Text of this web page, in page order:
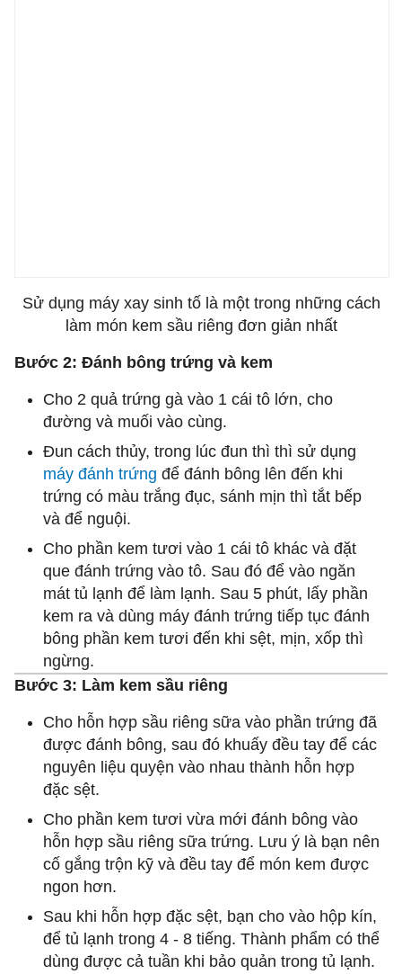
Sử dụng máy xay sinh tố là một trong những cách
làm món kem sầu riêng đơn giản nhất
Bước 2: Đánh bông trứng và kem
Cho 2 quả trứng gà vào 1 cái tô lớn, cho
đường và muối vào cùng.
Đun cách thủy, trong lúc đun thì thì sử dụng
máy đánh trứng để đánh bông lên đến khi
trứng có màu trắng đục, sánh mịn thì tắt bếp
và để nguội.
Cho phần kem tươi vào 1 cái tô khác và đặt
que đánh trứng vào tô. Sau đó để vào ngăn
mát tủ lạnh để làm lạnh. Sau 5 phút, lấy phần
kem ra và dùng máy đánh trứng tiếp tục đánh
bông phần kem tươi đến khi sệt, mịn, xốp thì
ngừng.
Bước 3: Làm kem sầu riêng
Cho hỗn hợp sầu riêng sữa vào phần trứng đã
được đánh bông, sau đó khuấy đều tay để các
nguyên liệu quyện vào nhau thành hỗn hợp
đặc sệt.
Cho phần kem tươi vừa mới đánh bông vào
hỗn hợp sầu riêng sữa trứng. Lưu ý là bạn nên
cố gắng trộn kỹ và đều tay để món kem được
ngon hơn.
Sau khi hỗn hợp đặc sệt, bạn cho vào hộp kín,
để tủ lạnh trong 4 - 8 tiếng. Thành phẩm có thể
dùng được cả tuần khi bảo quản trong tủ lạnh.